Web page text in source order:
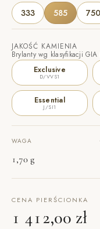
333 585 750
JAKOŚĆ KAMIENIA
Brylanty wg klasyfikacji
Exclusive
D/VVS1
Essential
J/SI1
WAGA
1,70 g
CENA PIERŚCIONKA
1 412,00 zł